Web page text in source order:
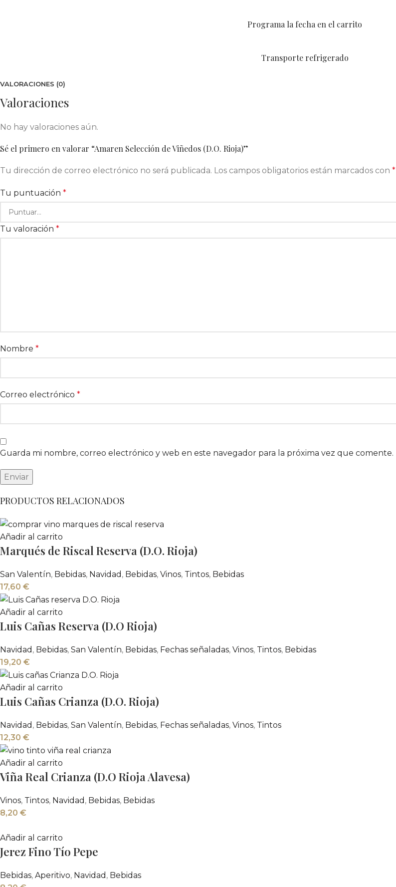
Programa la fecha en el carrito
Transporte refrigerado
VALORACIONES (0)
Valoraciones
No hay valoraciones aún.
Sé el primero en valorar “Amaren Selección de Viñedos (D.O. Rioja)”
Tu dirección de correo electrónico no será publicada. Los campos obligatorios están marcados con *
Tu puntuación *
Tu valoración *
Nombre *
Correo electrónico *
Guarda mi nombre, correo electrónico y web en este navegador para la próxima vez que comente.
PRODUCTOS RELACIONADOS
Añadir al carrito
Marqués de Riscal Reserva (D.O. Rioja)
San Valentín, Bebidas, Navidad , Bebidas, Vinos, Tintos, Bebidas
17,60 €
Añadir al carrito
Luis Cañas Reserva (D.O Rioja)
Navidad , Bebidas, San Valentín, Bebidas, Fechas señaladas, Vinos, Tintos, Bebidas
19,20 €
Añadir al carrito
Luis Cañas Crianza (D.O. Rioja)
Navidad , Bebidas, San Valentín, Bebidas, Fechas señaladas, Vinos, Tintos
12,30 €
Añadir al carrito
Viña Real Crianza (D.O Rioja Alavesa)
Vinos, Tintos, Navidad , Bebidas, Bebidas
8,20 €
Añadir al carrito
Jerez Fino Tío Pepe
Bebidas, Aperitivo, Navidad , Bebidas